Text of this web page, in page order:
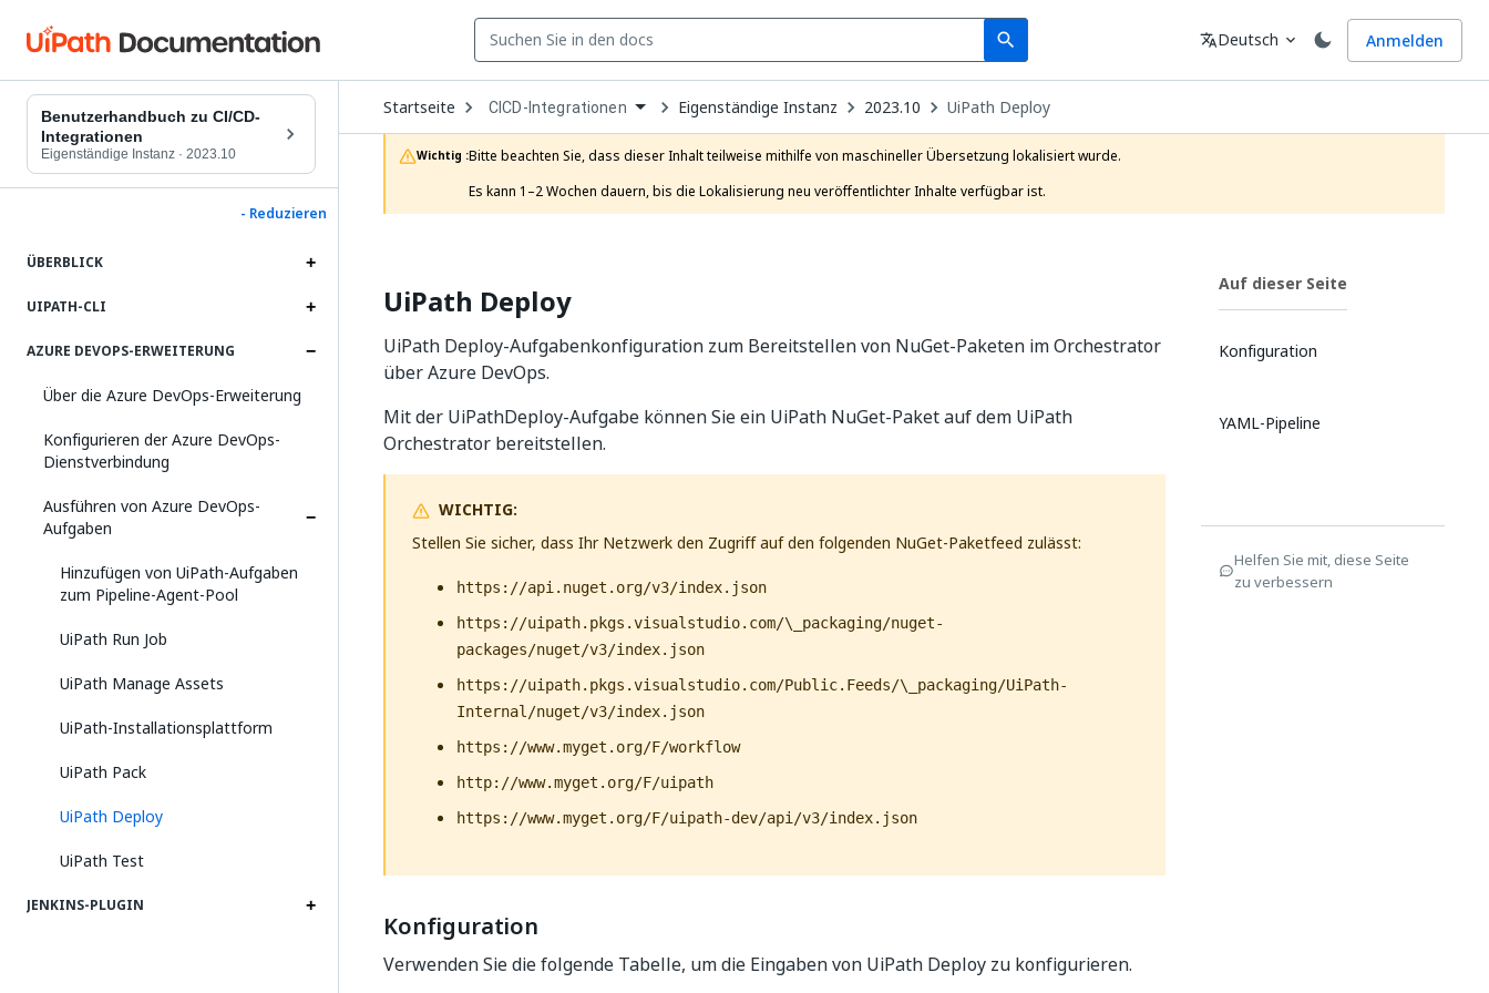
search
Search Sprache
translateDeutsch expand_more Anmelden
Benutzerhandbuch zu CI/CD-
Integrationen
Eigenständige Instanz · 2023.10
- Reduzieren
ÜBERBLICK
UIPATH-CLI
AZURE DEVOPS-ERWEITERUNG
Über die Azure DevOps-Erweiterung
Konfigurieren der Azure DevOps-
Dienstverbindung
Ausführen von Azure DevOps-
Aufgaben
Hinzufügen von UiPath-Aufgaben
zum Pipeline-Agent-Pool
UiPath Run Job
UiPath Manage Assets
UiPath-Installationsplattform
UiPath Pack
UiPath Deploy
UiPath Test
JENKINS-PLUGIN
Startseite Open
Dropdown
to
choose
product
CICD-Integrationen Eigenständige Instanz 2023.10 UiPath Deploy
Wichtig :Bitte beachten Sie, dass dieser Inhalt teilweise mithilfe von maschineller Übersetzung lokalisiert wurde.
Es kann 1–2 Wochen dauern, bis die Lokalisierung neu veröffentlichter Inhalte verfügbar ist.
UiPath Deploy
UiPath Deploy-Aufgabenkonfiguration zum Bereitstellen von NuGet-Paketen im Orchestrator
über Azure DevOps.
Mit der UiPathDeploy-Aufgabe können Sie ein UiPath NuGet-Paket auf dem UiPath
Orchestrator bereitstellen.
WICHTIG:
Stellen Sie sicher, dass Ihr Netzwerk den Zugriff auf den folgenden NuGet-Paketfeed zulässt:
https://api.nuget.org/v3/index.json
https://uipath.pkgs.visualstudio.com/\_packaging/nuget-
packages/nuget/v3/index.json
https://uipath.pkgs.visualstudio.com/Public.Feeds/\_packaging/UiPath-
Internal/nuget/v3/index.json
https://www.myget.org/F/workflow
http://www.myget.org/F/uipath
https://www.myget.org/F/uipath-dev/api/v3/index.json
Konfiguration
Verwenden Sie die folgende Tabelle, um die Eingaben von UiPath Deploy zu konfigurieren.
Auf dieser Seite
Konfiguration
YAML-Pipeline
Helfen Sie mit, diese Seite
zu verbessern